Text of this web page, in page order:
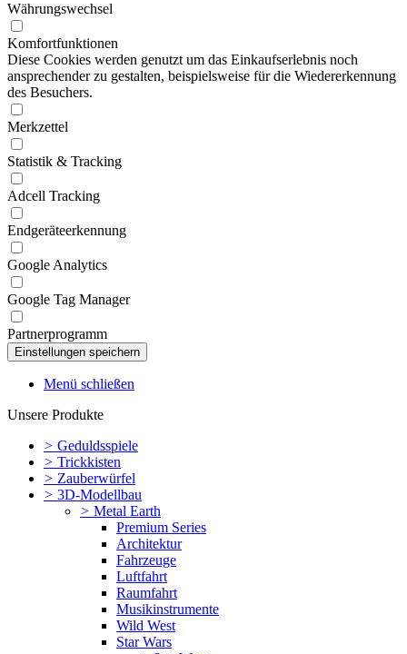
Währungswechsel
Komfortfunktionen
Diese Cookies werden genutzt um das Einkaufserlebnis noch
ansprechender zu gestalten, beispielsweise für die Wiedererkennung
des Besuchers.
Merkzettel
Statistik & Tracking
Adcell Tracking
Endgeräteerkennung
Google Analytics
Google Tag Manager
Partnerprogramm
Menü schließen
Unsere Produkte
> Geduldsspiele
> Trickkisten
> Zauberwürfel
> 3D-Modellbau
> Metal Earth
Premium Series
Architektur
Fahrzeuge
Luftfahrt
Raumfahrt
Musikinstrumente
Wild West
Star Wars